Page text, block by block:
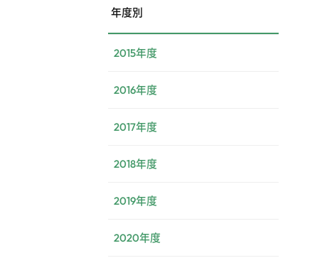
年度別
2015年度
2016年度
2017年度
2018年度
2019年度
2020年度